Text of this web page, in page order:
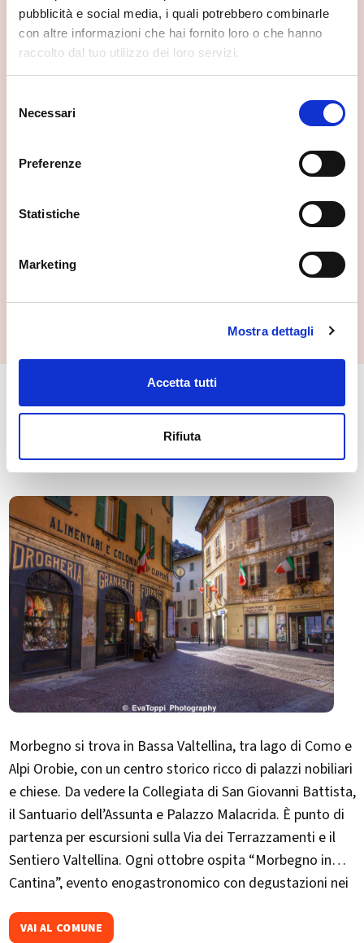
pubblicità e social media, i quali potrebbero combinarle
con altre informazioni che hai fornito loro o che hanno
raccolto dal tuo utilizzo dei loro servizi.
delNecessari
Preferenze
Statistiche
Marketing
Mostra dettagli
Accetta tutti
Rifiuta
Museo Civico di Storia Naturale
🏘️ Scopri il comune di
Morbegno si trova in Bassa Valtellina, tra lago di Como e
Alpi Orobie, con un centro storico ricco di palazzi nobiliari
e chiese. Da vedere la Collegiata di San Giovanni Battista,
il Santuario dell’Assunta e Palazzo Malacrida. È punto di
partenza per escursioni sulla Via dei Terrazzamenti e il
Sentiero Valtellina. Ogni ottobre ospita “Morbegno in
Cantina”, evento enogastronomico con degustazioni nei
VAI AL COMUNE